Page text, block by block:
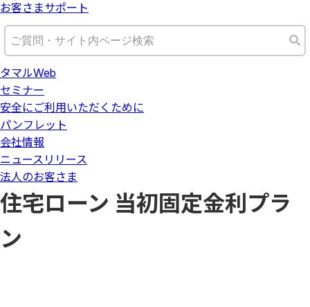
お客さまサポート
タマルWeb
セミナー
安全にご利用いただくために
パンフレット
会社情報
ニュースリリース
法人のお客さま
住宅ローン 当初固定金利プラ
ン